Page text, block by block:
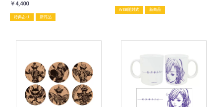
￥4,400
特典あり 新商品
WEB開封式 新商品